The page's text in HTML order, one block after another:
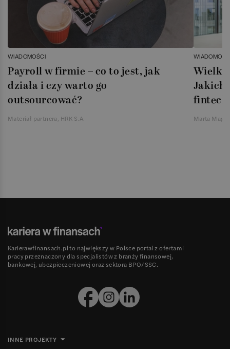
WIADOMOŚCI
Payroll w firmie – co to jest, jak
działa i czy warto go
outsourcować?
Materiał partnera, HRK S.A.
Jakich
Marta
Karierawfinansach.pl to największy w Polsce portal z ofertami
pracy przeznaczony dla specjalistów z branży finansowej,
bankowej, ubezpieczeniowej oraz sektora BPO/SSC.
INNE PROJEKTY